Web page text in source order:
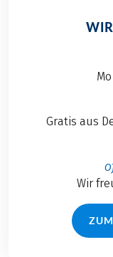
Gratis aus
Wir